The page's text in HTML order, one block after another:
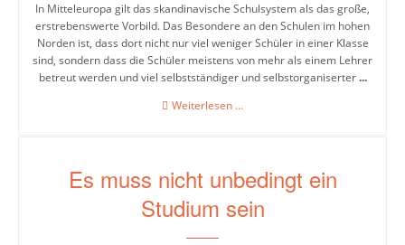
Sekretariat
Lehrerkollegium
Jahrgänge
In Mitteleuropa gilt das skandinavische Schulsystem als das große,
erstrebenswerte Vorbild. Das Besondere an den Schulen im hohen
Norden ist, dass dort nicht nur viel weniger Schüler in einer Klasse
sind, sondern dass die Schüler meistens von mehr als einem Lehrer
betreut werden und viel selbstständiger und selbstorganiserter...
Weiterlesen …Inspiriert
Es muss nicht unbedingt ein
Studium sein